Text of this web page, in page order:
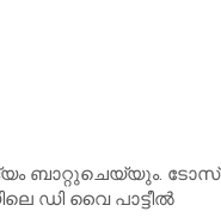
ബാറ്റുചെയ്യും. ടോസ്
ഡി വൈ പാട്ടീല്‍